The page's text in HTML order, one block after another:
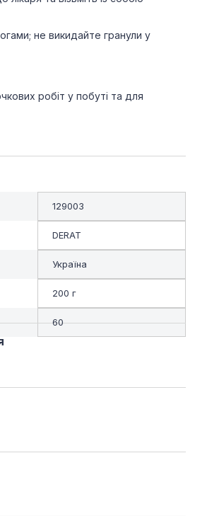
не викидайте гранули у
робіт у побуті та для
129003
DERAT
Україна
200 г
60